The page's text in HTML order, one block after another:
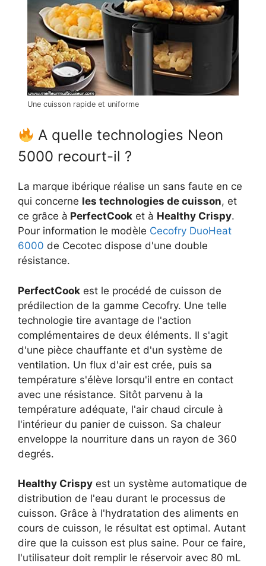
Une cuisson rapide et uniforme
A quelle technologies Neon
5000 recourt-il ?
La marque ibérique réalise un sans faute en ce
qui concerne les technologies de cuisson, et
ce grâce à PerfectCook et à Healthy Crispy.
Pour information le modèle Cecofry DuoHeat
6000 de Cecotec dispose d'une double
résistance.
PerfectCook est le procédé de cuisson de
prédilection de la gamme Cecofry. Une telle
technologie tire avantage de l'action
complémentaires de deux éléments. Il s'agit
d'une pièce chauffante et d'un système de
ventilation. Un flux d'air est crée, puis sa
température s'élève lorsqu'il entre en contact
avec une résistance. Sitôt parvenu à la
température adéquate, l'air chaud circule à
l'intérieur du panier de cuisson. Sa chaleur
enveloppe la nourriture dans un rayon de 360
degrés.
Healthy Crispy est un système automatique de
distribution de l'eau durant le processus de
cuisson. Grâce à l'hydratation des aliments en
cours de cuisson, le résultat est optimal. Autant
dire que la cuisson est plus saine. Pour ce faire,
l'utilisateur doit remplir le réservoir avec 80 mL